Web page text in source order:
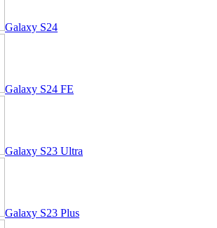
Galaxy S24
Galaxy S24 FE
Galaxy S23 Ultra
Galaxy S23 Plus